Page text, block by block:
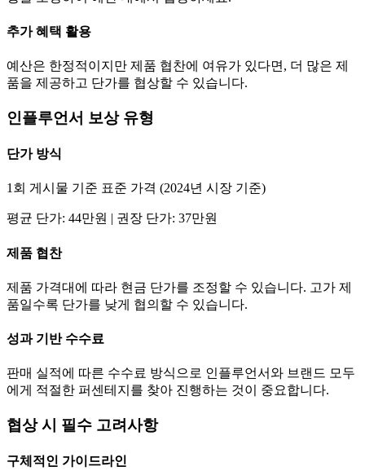
추가 혜택 활용
예산은 한정적이지만 제품 협찬에 여유가 있다면, 더 많은 제
품을 제공하고 단가를 협상할 수 있습니다.
인플루언서 보상 유형
단가방식
1회 게시물 기준 표준 가격 (2024년 시장 기준)
평균 단가: 44만원 | 권장 단가: 37만원
제품 협찬
제품 가격대에 따라 현금 단가를 조정할 수 있습니다. 고가 제
품일수록 단가를 낮게 협의할 수 있습니다.
성과 기반 수수료
판매 실적에 따른 수수료 방식으로 인플루언서와 브랜드 모두
에게 적절한 퍼센테지를 찾아 진행하는 것이 중요합니다.
협상 시 필수 고려사항
구체적인 가이드라인